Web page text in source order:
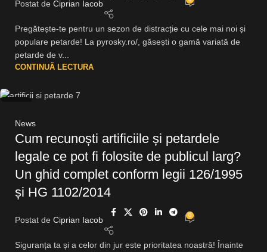
Postat de Ciprian Iacob
Pregătește-te pentru un sezon de distracție cu cele mai noi și
populare petarde! La pyrosky.ro/, găsești o gamă variată de
petarde de v...
CONTINUĂ LECTURA
News
Cum recunoști artificiile și petardele
legale ce pot fi folosite de publicul larg?
Un ghid complet conform legii 126/1995
și HG 1102/2014
Postat de Ciprian Iacob 0
Siguranța ta și a celor din jur este prioritatea noastră! Înainte